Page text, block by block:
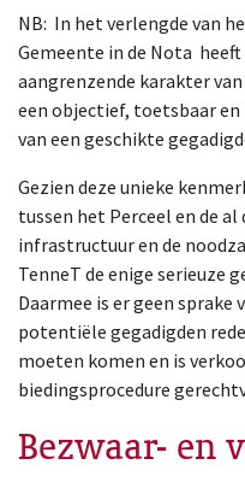
NB: In het verlengde van
Gemeente in de Nota
aangrenzende karakter
een objectief, toetsbaar
van een geschikte
Gezien deze unieke
tussen het Perceel en de
infrastructuur en de
TenneT de enige serieuze
Daarmee is er geen sprake
potentiële gegadigden
moeten komen en is
biedingsprocedure
Bezwaar- en